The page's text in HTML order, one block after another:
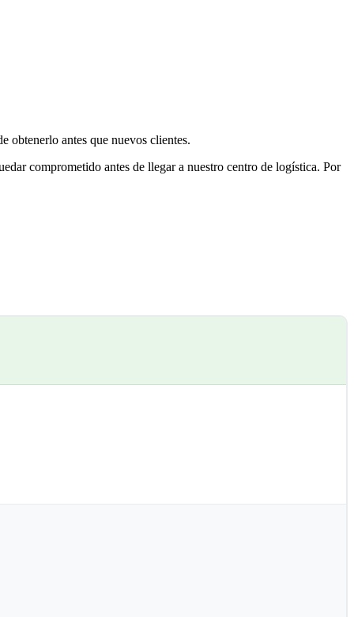
obtenerlo antes que nuevos clientes.
comprometido antes de llegar a nuestro centro de logística. Por